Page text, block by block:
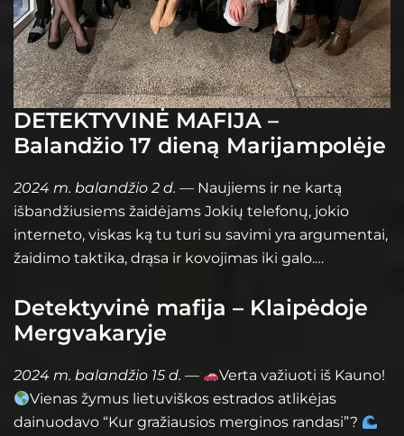
DETEKTYVINĖ MAFIJA –
Balandžio 17 dieną Marijampolėje
2024 m. balandžio 2 d. — Naujiems ir ne kartą
išbandžiusiems žaidėjams Jokių telefonų, jokio
interneto, viskas ką tu turi su savimi yra argumentai,
žaidimo taktika, drąsa ir kovojimas iki galo.…
Detektyvinė mafija – Klaipėdoje
Mergvakaryje
2024 m. balandžio 15 d. —
Verta važiuoti iš Kauno!
Vienas žymus lietuviškos estrados atlikėjas
dainuodavo “Kur gražiausios merginos randasi”?